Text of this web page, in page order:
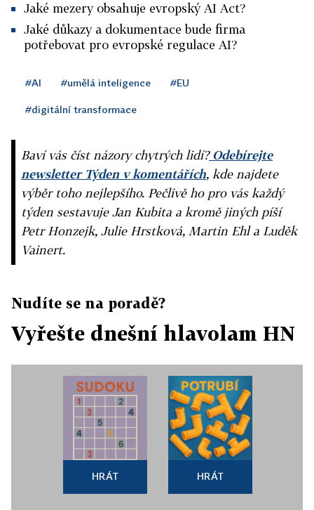
Jaké mezery obsahuje evropský AI Act?
Jaké důkazy a dokumentace bude firma
potřebovat pro evropské regulace AI?
#AI #umělá inteligence #EU
#digitální transformace
Baví vás číst názory chytrých lidí?Odebírejte
newsletter Týden v komentářích, kde najdete
výběr toho nejlepšího. Pečlivě ho pro vás každý
týden sestavuje Jan Kubita a kromě jiných píší
Petr Honzejk, Julie Hrstková, Martin Ehl a Luděk
Vainert.
Nudíte se na poradě?
Vyřešte dnešní hlavolam HN
HRÁT HRÁT